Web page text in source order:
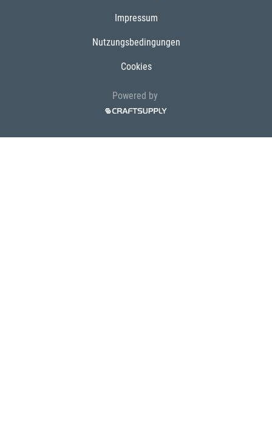
Impressum
Nutzungsbedingungen
Cookies
Powered by